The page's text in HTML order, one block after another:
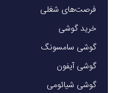
فرصت‌های شغلی
خرید گوشی
گوشی سامسونگ
گوشی آیفون
گوشی شیائومی